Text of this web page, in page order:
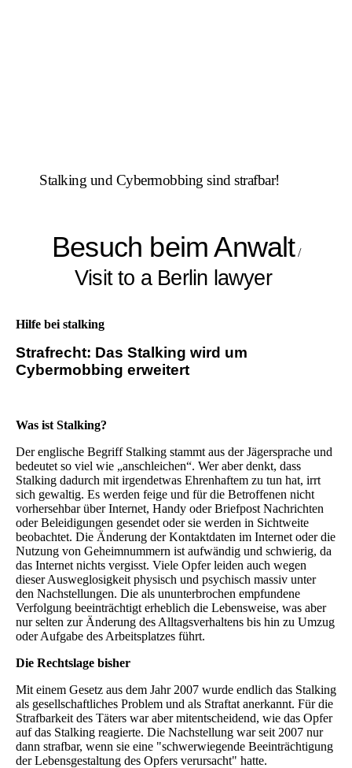
Stalking und Cybermobbing sind strafbar!
Besuch beim Anwalt/
Visit to a Berlin lawyer
Hilfe bei stalking
Strafrecht: Das Stalking wird um
Cybermobbing erweitert
Was ist Stalking?
Der englische Begriff Stalking stammt aus der Jägersprache und
bedeutet so viel wie „anschleichen“. Wer aber denkt, dass
Stalking dadurch mit irgendetwas Ehrenhaftem zu tun hat, irrt
sich gewaltig. Es werden feige und für die Betroffenen nicht
vorhersehbar über Internet, Handy oder Briefpost Nachrichten
oder Beleidigungen gesendet oder sie werden in Sichtweite
beobachtet. Die Änderung der Kontaktdaten im Internet oder die
Nutzung von Geheimnummern ist aufwändig und schwierig, da
das Internet nichts vergisst. Viele Opfer leiden auch wegen
dieser Ausweglosigkeit physisch und psychisch massiv unter
den Nachstellungen. Die als ununterbrochen empfundene
Verfolgung beeinträchtigt erheblich die Lebensweise, was aber
nur selten zur Änderung des Alltagsverhaltens bis hin zu Umzug
oder Aufgabe des Arbeitsplatzes führt.
Die Rechtslage bisher
Mit einem Gesetz aus dem Jahr 2007 wurde endlich das Stalking
als gesellschaftliches Problem und als Straftat anerkannt. Für die
Strafbarkeit des Täters war aber mitentscheidend, wie das Opfer
auf das Stalking reagierte. Die Nachstellung war seit 2007 nur
dann strafbar, wenn sie eine "schwerwiegende Beeinträchtigung
der Lebensgestaltung des Opfers verursacht" hatte.